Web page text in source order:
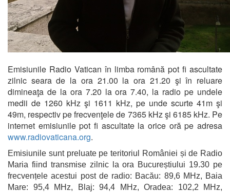
Emisiunile Radio Vatican în limba română pot fi ascultate
zilnic seara de la ora 21.00 la ora 21.20 şi în reluare
dimineaţa de la ora 7.20 la ora 7.40, la radio pe undele
medii de 1260 kHz şi 1611 kHz, pe unde scurte 41m şi
49m, respectiv pe frecvenţele de 7365 kHz şi 6185 kHz. Pe
internet emisiunile pot fi ascultate la orice oră pe adresa
www.radiovaticana.org.
Emisiunile sunt preluate pe teritoriul României și de Radio
Maria fiind transmise zilnic la ora Bucureștiului 19.30 pe
frecvențele acestui post de radio: Bacău: 89,6 MHz, Baia
Mare: 95,4 MHz, Blaj: 94,4 MHz, Oradea: 102,2 MHz,